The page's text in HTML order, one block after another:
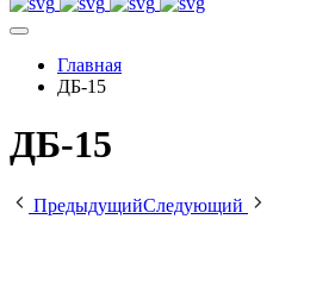
Главная
ДБ-15
ДБ-15
ПредыдущийСледующий